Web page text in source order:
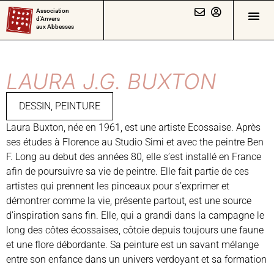
Association
d’Anvers
aux Abbesses
LAURA J.G. BUXTON
DESSIN, PEINTURE
Laura Buxton, née en 1961, est une artiste Ecossaise. Après
ses études à Florence au Studio Simi et avec the peintre Ben
F. Long au debut des années 80, elle s’est installé en France
afin de poursuivre sa vie de peintre. Elle fait partie de ces
artistes qui prennent les pinceaux pour s’exprimer et
démontrer comme la vie, présente partout, est une source
d’inspiration sans fin. Elle, qui a grandi dans la campagne le
long des côtes écossaises, côtoie depuis toujours une faune
et une flore débordante. Sa peinture est un savant mélange
entre son enfance dans un univers verdoyant et sa formation